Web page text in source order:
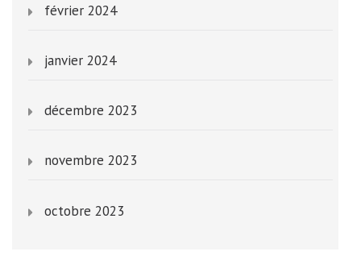
février 2024
janvier 2024
décembre 2023
novembre 2023
octobre 2023